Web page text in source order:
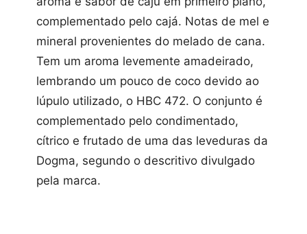
complementado pelo cajá. Notas de mel e
mineral provenientes do melado de cana.
Tem um aroma levemente amadeirado,
lembrando um pouco de coco devido ao
lúpulo utilizado, o HBC 472. O conjunto é
complementado pelo condimentado,
cítrico e frutado de uma das leveduras da
Dogma, segundo o descritivo divulgado
pela marca.